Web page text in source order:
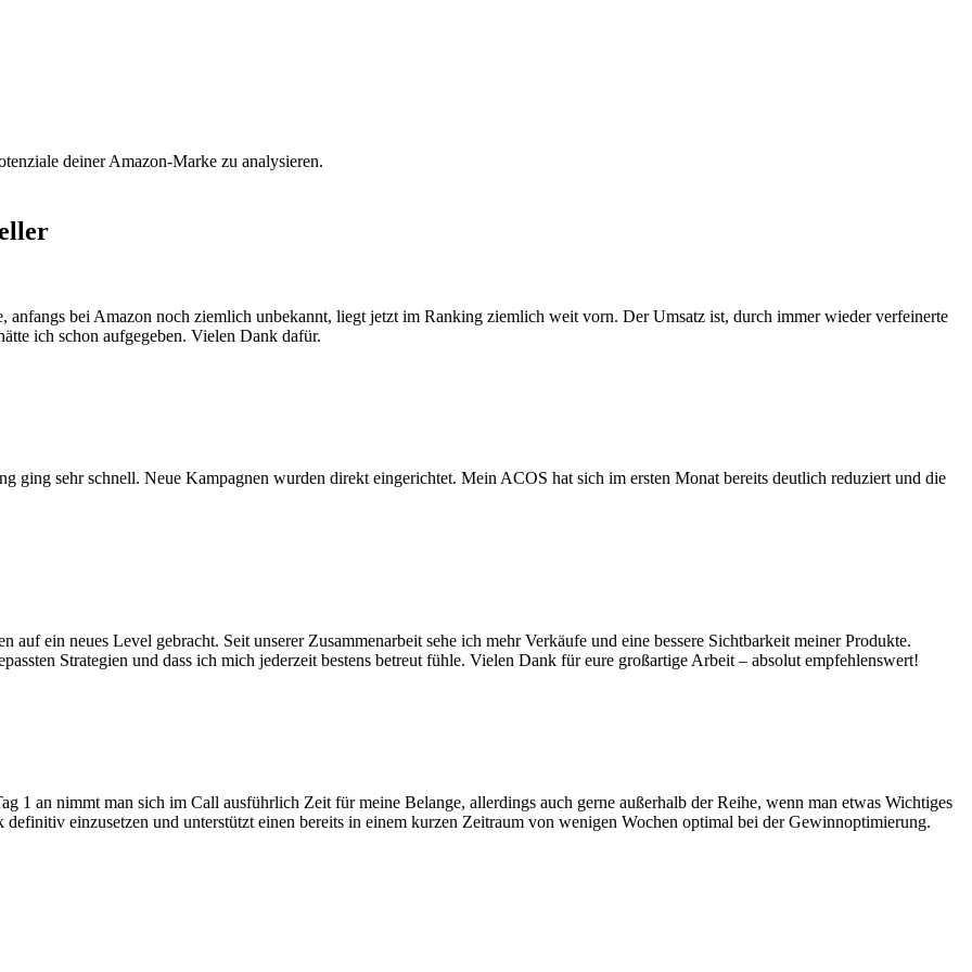
deiner Amazon-Marke zu analysieren.
bei Amazon noch ziemlich unbekannt, liegt jetzt im Ranking ziemlich weit vorn. Der Umsatz ist, durch immer wieder verfeinerte
ich schon aufgegeben. Vielen Dank dafür.
ging sehr schnell. Neue Kampagnen wurden direkt eingerichtet. Mein ACOS hat sich im ersten Monat bereits deutlich reduziert und die
auf ein neues Level gebracht. Seit unserer Zusammenarbeit sehe ich mehr Verkäufe und eine bessere Sichtbarkeit meiner Produkte.
Strategien und dass ich mich jederzeit bestens betreut fühle. Vielen Dank für eure großartige Arbeit – absolut empfehlenswert!
1 an nimmt man sich im Call ausführlich Zeit für meine Belange, allerdings auch gerne außerhalb der Reihe, wenn man etwas Wichtiges
einzusetzen und unterstützt einen bereits in einem kurzen Zeitraum von wenigen Wochen optimal bei der Gewinnoptimierung.